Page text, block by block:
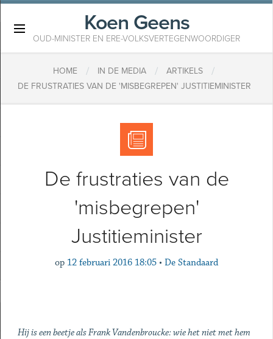
Koen Geens
OUD-MINISTER EN ERE-VOLKSVERTEGENWOORDIGER
HOME / IN DE MEDIA / ARTIKELS /
DE FRUSTRATIES VAN DE 'MISBEGREPEN' JUSTITIEMINISTER
De frustraties van de
'misbegrepen'
Justitieminister
op 12 februari 2016 18:05 • De Standaard
Hij is een beetje als Frank Vandenbroucke: wie het niet met hem